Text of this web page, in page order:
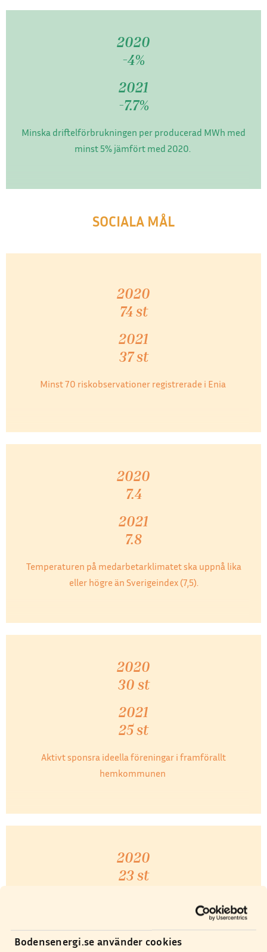
Bodensenergi.se använder cookies
2020
-4%
2021
-7.7%
Minska driftelförbrukningen per producerad MWh med
minst 5% jämfört med 2020.
SOCIALA MÅL
2020
74 st
2021
37 st
Minst 70 riskobservationer registrerade i Enia
2020
7.4
2021
7.8
Temperaturen på medarbetarklimatet ska uppnå lika
eller högre än Sverigeindex (7,5).
2020
30 st
2021
25 st
Aktivt sponsra ideella föreningar i framförallt
hemkommunen
2020
23 st
Erbjuda ungdomar möjligheten till sommarjobb och